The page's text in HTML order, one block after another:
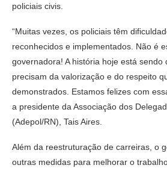
policiais civis.
“Muitas vezes, os policiais têm
reconhecidos e implementados. Não é
governadora! A história hoje está sendo
precisam da valorização e do respeito
demonstrados. Estamos felizes com
a presidente da Associação dos
(Adepol/RN), Tais Aires.
Além da reestruturação de carreiras, o
outras medidas para melhorar o